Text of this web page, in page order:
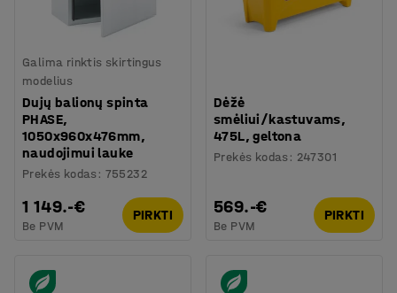
Galima rinktis skirtingus
modelius
Dujų balionų spinta
PHASE,
1050x960x476mm,
naudojimui lauke
Prekės kodas : 755232
1 149.-€
Be PVM
PIRKTI
Dėžė
smėliui/kastuvams,
475L, geltona
Prekės kodas : 247301
569.-€
Be PVM
PIRKTI